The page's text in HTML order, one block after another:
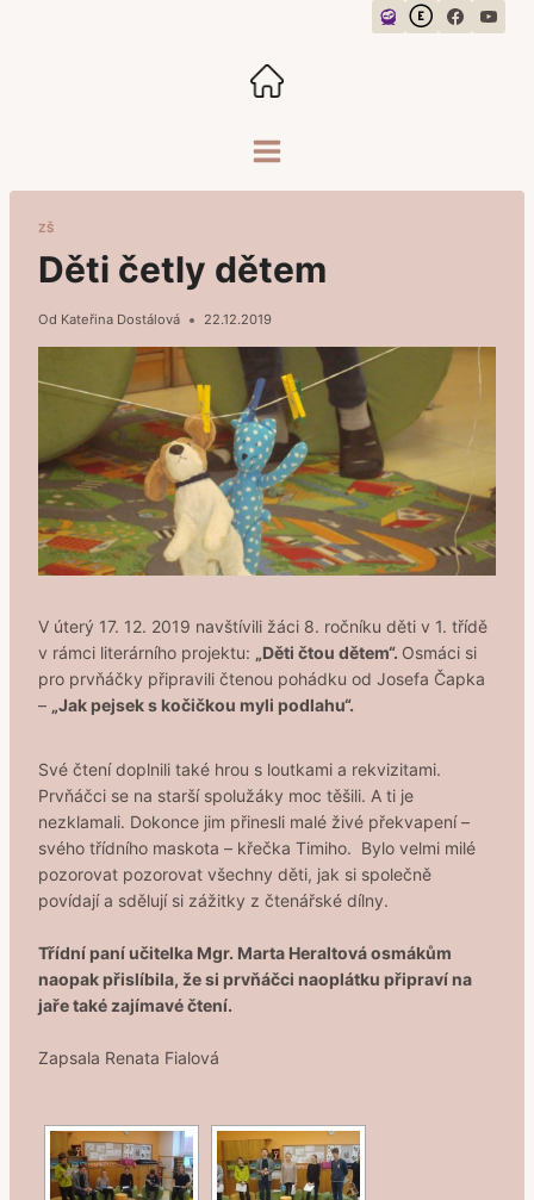
ZŠ
Děti četly dětem
Od Kateřina Dostálová 22.12.2019
V úterý 17. 12. 2019 navštívili žáci 8. ročníku děti v 1. třídě
v rámci literárního projektu: „Děti čtou dětem“. Osmáci si
pro prvňáčky připravili čtenou pohádku od Josefa Čapka
– „Jak pejsek s kočičkou myli podlahu“.
Své čtení doplnili také hrou s loutkami a rekvizitami.
Prvňáčci se na starší spolužáky moc těšili. A ti je
nezklamali. Dokonce jim přinesli malé živé překvapení –
svého třídního maskota – křečka Timiho. Bylo velmi milé
pozorovat pozorovat všechny děti, jak si společně
povídají a sdělují si zážitky z čtenářské dílny.
Třídní paní učitelka Mgr. Marta Heraltová osmákům
naopak přislíbila, že si prvňáčci naoplátku připraví na
jaře také zajímavé čtení.
Zapsala Renata Fialová